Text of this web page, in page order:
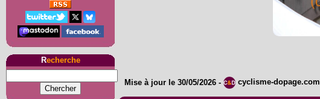
Recherche
Mise à jour le 30/05/2026 - cyclisme-dopage.com